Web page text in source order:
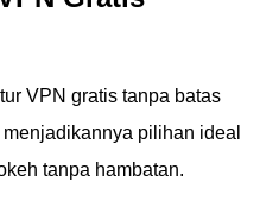
VPN gratis tanpa batas
pilihan ideal
tanpa hambatan.